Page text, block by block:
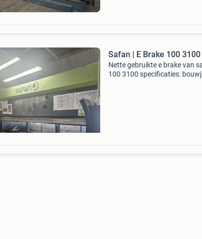
Safan | E Brake 100
Nette gebruikte e brake van
100 3100 specificaties: